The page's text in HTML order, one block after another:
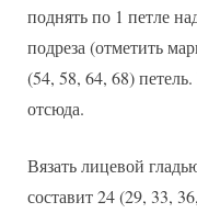
поднять по 1 петле
подреза (отметить
(54, 58, 64, 68)
отсюда.
Вязать лицевой
составит 24 (29, 33,